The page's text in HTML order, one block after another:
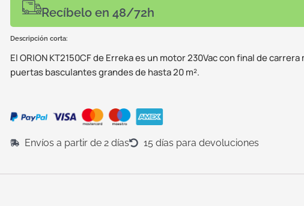
Recíbelo en 48/72h
Descripción corta:
El ORION KT2150CF de Erreka es un motor 230Vac con final de
puertas basculantes grandes de hasta 20 m².
Envíos a partir de 2 días
15 días para devoluciones